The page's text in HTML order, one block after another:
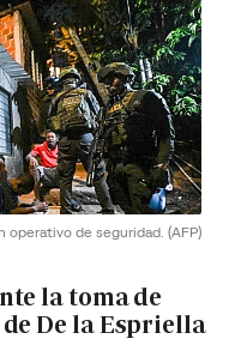
operativo de seguridad. (AFP)
la toma de
De la Espriella